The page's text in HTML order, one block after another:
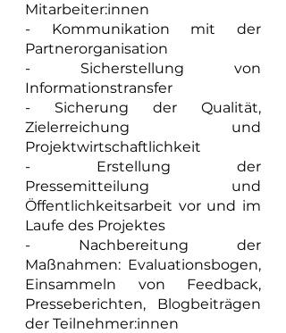
Mitarbeiter:innen
- Kommunikation mit der
Partnerorganisation
- Sicherstellung von
Informationstransfer
- Sicherung der Qualität,
Zielerreichung und
Projektwirtschaftlichkeit
- Erstellung der
Pressemitteilung und
Öffentlichkeitsarbeit vor und im
Laufe des Projektes
- Nachbereitung der
Maßnahmen: Evaluationsbogen,
Einsammeln von Feedback,
Presseberichten, Blogbeiträgen
der Teilnehmer:innen